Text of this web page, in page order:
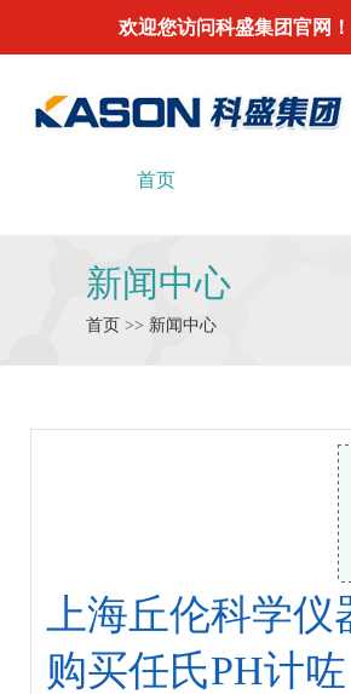
欢迎您访问科盛集团官网！
首页
新闻中心
首页 >> 新闻中心
上海丘伦科学仪
购买任氏PH计咗